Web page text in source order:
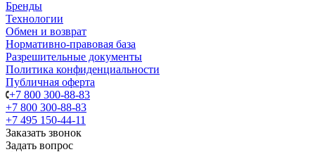
Бренды
Технологии
Обмен и возврат
Нормативно-правовая база
Разрешительные документы
Политика конфиденциальности
Публичная оферта
+7 800 300-88-83
+7 800 300-88-83
+7 495 150-44-11
Заказать звонок
Задать вопрос